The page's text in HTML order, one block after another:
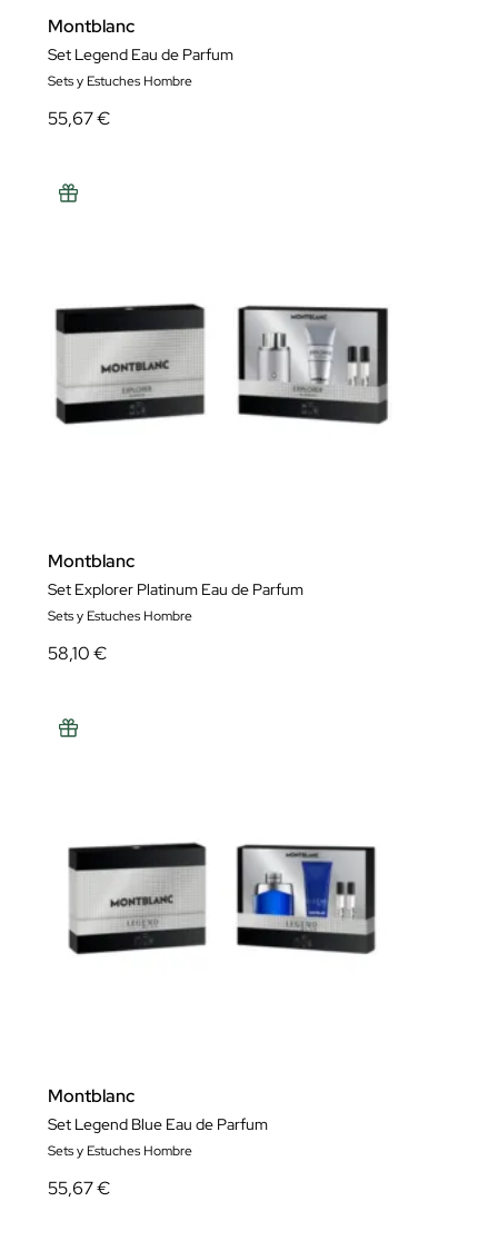
Montblanc
Set Legend Eau de Parfum
Sets y Estuches Hombre
55,67 €
Montblanc
Set Explorer Platinum Eau de Parfum
Sets y Estuches Hombre
58,10 €
Montblanc
Set Legend Blue Eau de Parfum
Sets y Estuches Hombre
55,67 €